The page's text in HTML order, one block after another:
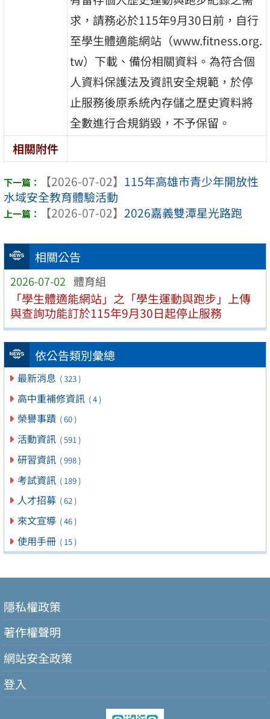
相關公告
2026-07-02 體育組
「學生體適能網站」之「學生運動與跑步」上傳
與查詢功能訂於115年9月30日起停止服務
依公告類別彙總
最新消息 ( 323 )
高中重補修資訊 ( 4 )
榮譽事蹟 ( 60 )
活動資訊 ( 591 )
研習資訊 ( 998 )
考試資訊 ( 189 )
人才招募 ( 62 )
來文宣導 ( 46 )
使用手冊 ( 15 )
求，請務必於115年9月30日前，自行
至學生體適能網站（www.fitness.org.
tw）下載、備份相關資料。為符合個
人資料保護法及資訊安全規範，於停
止服務後原系統內存儲之歷史資料將
全數進行合規銷毀，不予保留。
相關附件
【2026-07-02】 115年高雄市青少年開放性
水域安全教育體驗活動
【2026-07-02】 2026嘉義雙潭星光路跑
隱私權政策
著作權聲明
網站安全政策
登入